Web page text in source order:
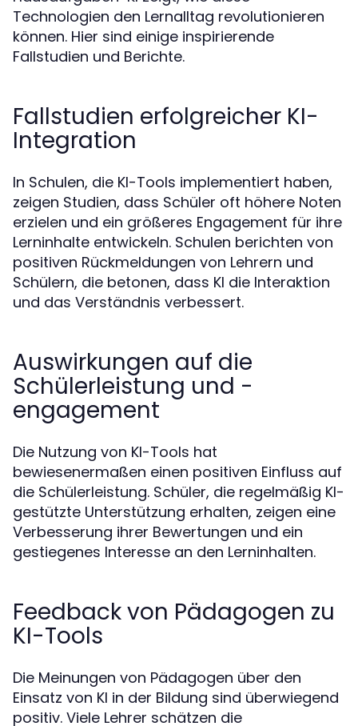
Technologien den Lernalltag revolutionieren
können. Hier sind einige inspirierende
Fallstudien und Berichte.
Fallstudien erfolgreicher KI-
Integration
In Schulen, die KI-Tools implementiert haben,
zeigen Studien, dass Schüler oft höhere Noten
erzielen und ein größeres Engagement für ihre
Lerninhalte entwickeln. Schulen berichten von
positiven Rückmeldungen von Lehrern und
Schülern, die betonen, dass KI die Interaktion
und das Verständnis verbessert.
Auswirkungen auf die
Schülerleistung und -
engagement
Die Nutzung von KI-Tools hat
bewiesenermaßen einen positiven Einfluss auf
die Schülerleistung. Schüler, die regelmäßig KI-
gestützte Unterstützung erhalten, zeigen eine
Verbesserung ihrer Bewertungen und ein
gestiegenes Interesse an den Lerninhalten.
Feedback von Pädagogen zu
KI-Tools
Die Meinungen von Pädagogen über den
Einsatz von KI in der Bildung sind überwiegend
positiv. Viele Lehrer schätzen die